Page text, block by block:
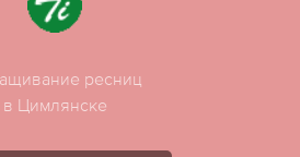
ресниц
в Цимлянске